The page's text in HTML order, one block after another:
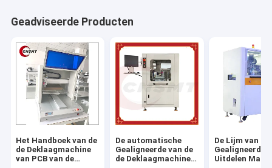
Geadviseerde Producten
Het Handboek van de
de Deklaagmachine
van PCB van de
De automatische
Gealigneerde van de
de Deklaagmachine
De Lijm van
Gealigneerde
Uitdelen